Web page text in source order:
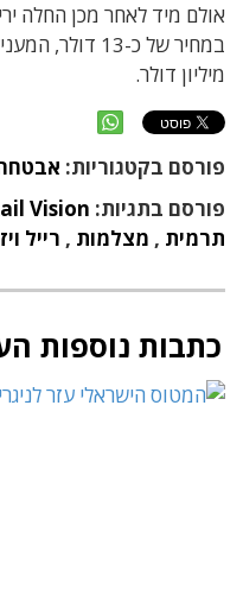
אולם מיד לאחר מכן החלה
מיליון דולר.
פורסם בקטגוריות:
פורסם בתגיות: Vision
תרמית , מצלמות , רייל
כתבות נוספות